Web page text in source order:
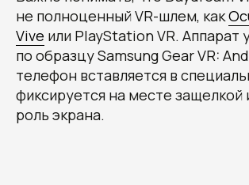
не полноценный VR-шлем, как
Vive или PlayStation VR. Аппарат
по образцу Samsung Gear VR:
телефон вставляется в
фиксируется на месте защелкой
роль экрана.